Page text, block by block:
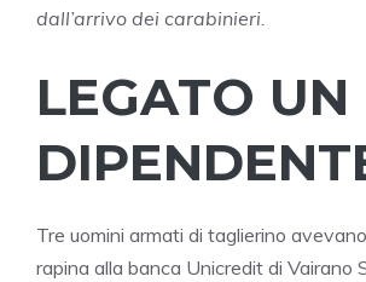
dall’arrivo dei carabinieri.
LEGATO UN
Tre uomini armati di taglierino
rapina alla banca Unicredit di Vairano